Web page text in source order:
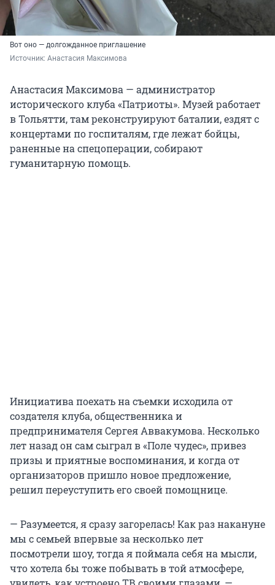
Вот оно — долгожданное приглашение
Источник: Анастасия Максимова
Анастасия Максимова — администратор
исторического клуба «Патриоты». Музей работает
в Тольятти, там реконструируют баталии, ездят с
концертами по госпиталям, где лежат бойцы,
раненные на спецоперации, собирают
гуманитарную помощь.
Инициатива поехать на съемки исходила от
создателя клуба, общественника и
предпринимателя Сергея Аввакумова. Несколько
лет назад он сам сыграл в «Поле чудес», привез
призы и приятные воспоминания, и когда от
организаторов пришло новое предложение,
решил переуступить его своей помощнице.
— Разумеется, я сразу загорелась! Как раз накануне
мы с семьей впервые за несколько лет
посмотрели шоу, тогда я поймала себя на мысли,
что хотела бы тоже побывать в той атмосфере,